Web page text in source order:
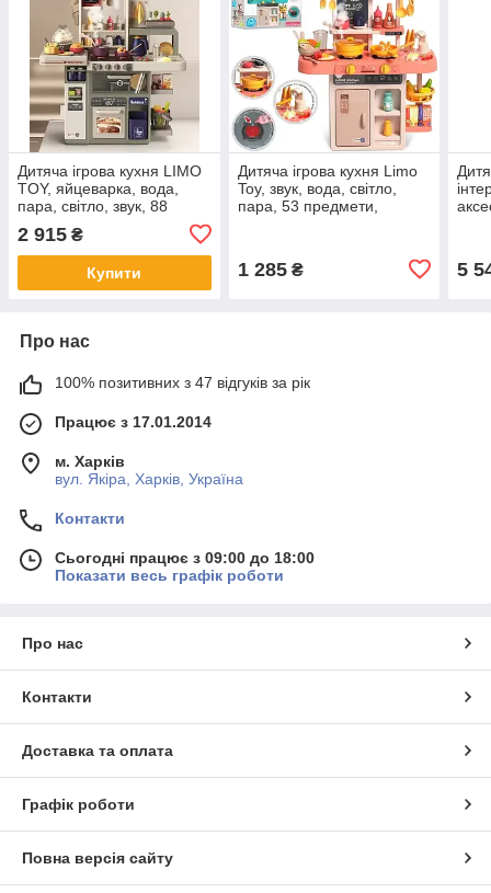
Дитяча ігрова кухня LIMO
TOY, яйцеварка, вода,
пара, світло, звук, 88
предметів, 93 см, 889-229
2 915 ₴
Купити
Дитяча ігрова кухня Limo
Toy, звук, вода, світло,
пара, 53 предмети,
1 285₴ 5
Про нас
100% позитивних з 47 відгуків за рік
Працює з 17.01.2014
м. Харків
вул. Якіра, Харків, Україна
Контакти
Сьогодні працює з 09:00 до 18:00
Показати весь графік роботи
Про нас
Контакти
Доставка та оплата
Графік роботи
Повна версія сайту